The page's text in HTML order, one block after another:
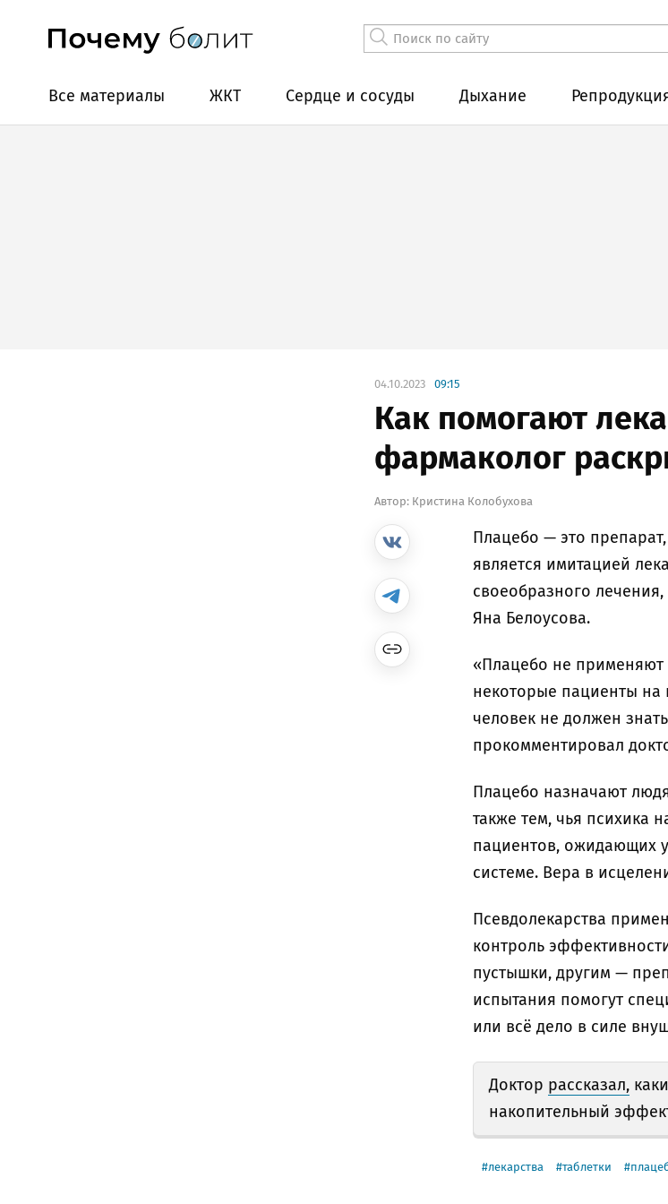
Все материалы ЖКТ Сердце и сосуды Дыхание
04.10.2023 09:15
Как помогают
фармаколог
Автор: Кристина Колобухова
Плацебо — это
является имитацией
своеобразного
Яна Белоусова.
«Плацебо не применяют
некоторые пациенты на
человек не должен
прокомментировал
Плацебо назначают
также тем, чья психика
пациентов, ожидающих
системе. Вера в
Псевдолекарства
контроль
пустышки, другим —
испытания помогут
или всё дело в силе
Доктор рассказал,
накопительный
лекарства таблетки